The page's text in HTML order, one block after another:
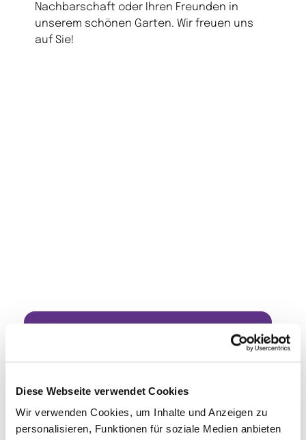
Diese Webseite verwendet Cookies
Wir verwenden Cookies, um Inhalte und Anzeigen zu
personalisieren, Funktionen für soziale Medien anbieten
Nachbarschaft oder Ihren Freunden in
unserem schönen Garten. Wir freuen uns
auf Sie!
interessieren